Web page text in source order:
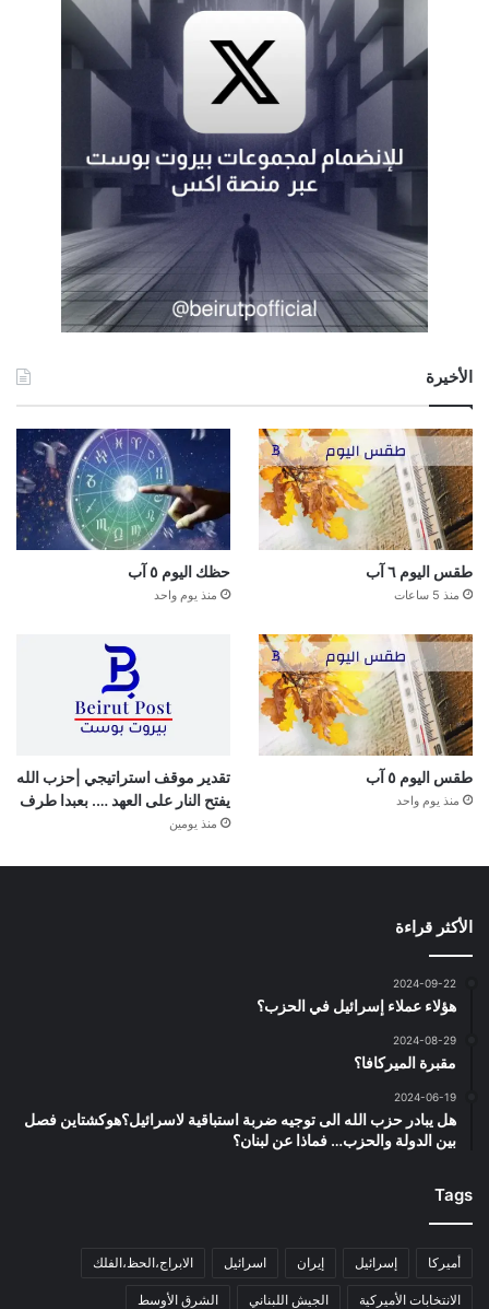
الأخيرة
طقس اليوم ٦ آب
منذ 5 ساعات
حظك اليوم ٥ آب
منذ يوم واحد
طقس اليوم ٥ آب
منذ يوم واحد
تقدير موقف استراتيجي |حزب الله
يفتح النار على العهد …. بعبدا طرف
منذ يومين
الأكثر قراءة
2024-09-22
هؤلاء عملاء إسرائيل في الحزب؟
2024-08-29
مقبرة الميركافا؟
2024-06-19
هل يبادر حزب الله الى توجيه ضربة استباقية لاسرائيل؟هوكشتاين فصل
بين الدولة والحزب… فماذا عن لبنان؟
Tags
أميركا إسرائيل إيران اسرائيل الابراج،الحظ،الفلك
الانتخابات الأميركية الجيش اللبناني الشرق الأوسط